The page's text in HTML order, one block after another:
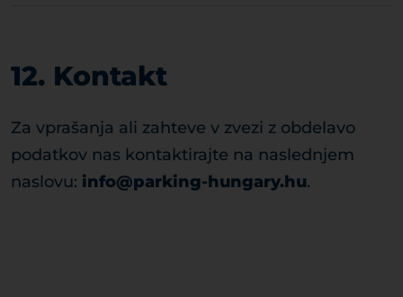
12. Kontakt
Za vprašanja ali zahteve v zvezi z obdelavo
podatkov nas kontaktirajte na naslednjem
naslovu: info@parking-hungary.hu.